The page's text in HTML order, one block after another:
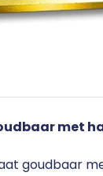
met
goudbaar